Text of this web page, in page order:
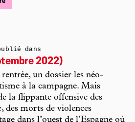
dans
2022)
un dossier les néo-
à la campagne. Mais
la flippante offensive des
des morts de violences
dans l’ouest de l’Espagne où